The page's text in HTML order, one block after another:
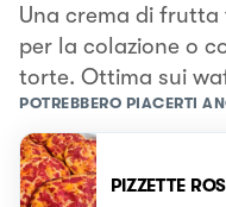
Una crema di
per la colazione o
torte. Ottima sui
POTREBBERO PIACERTI
PIZZETTE